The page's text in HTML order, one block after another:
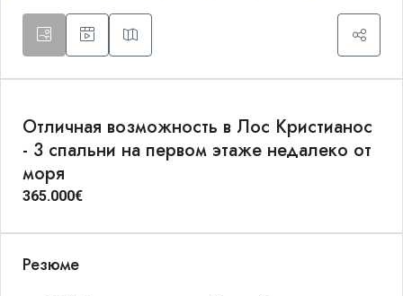
Отличная возможность в Лос Кристианос
- 3 спальни на первом этаже недалеко от
моря
365.000€
Резюме